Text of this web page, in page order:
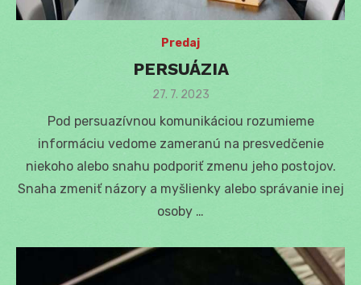
Predaj
PERSUÁZIA
Posted
27. 7. 2023
Pod persuazívnou komunikáciou rozumieme
informáciu vedome zameranú na presvedčenie
niekoho alebo snahu podporiť zmenu jeho postojov.
Snaha zmeniť názory a myšlienky alebo správanie inej
osoby …